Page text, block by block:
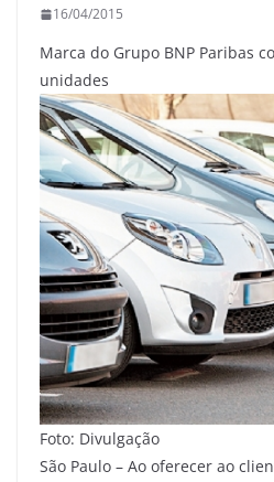
16/04/2015
Marca do Grupo BNP Paribas
unidades
Foto: Divulgação
São Paulo – Ao oferecer ao